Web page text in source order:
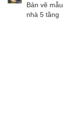
tầng từ
4x15m,
Bản vẽ mẫu
nhà 5 tầng